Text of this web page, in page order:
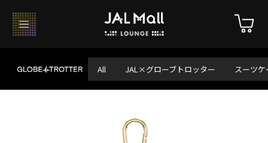
All JAL×グローブトロッター スーツケ